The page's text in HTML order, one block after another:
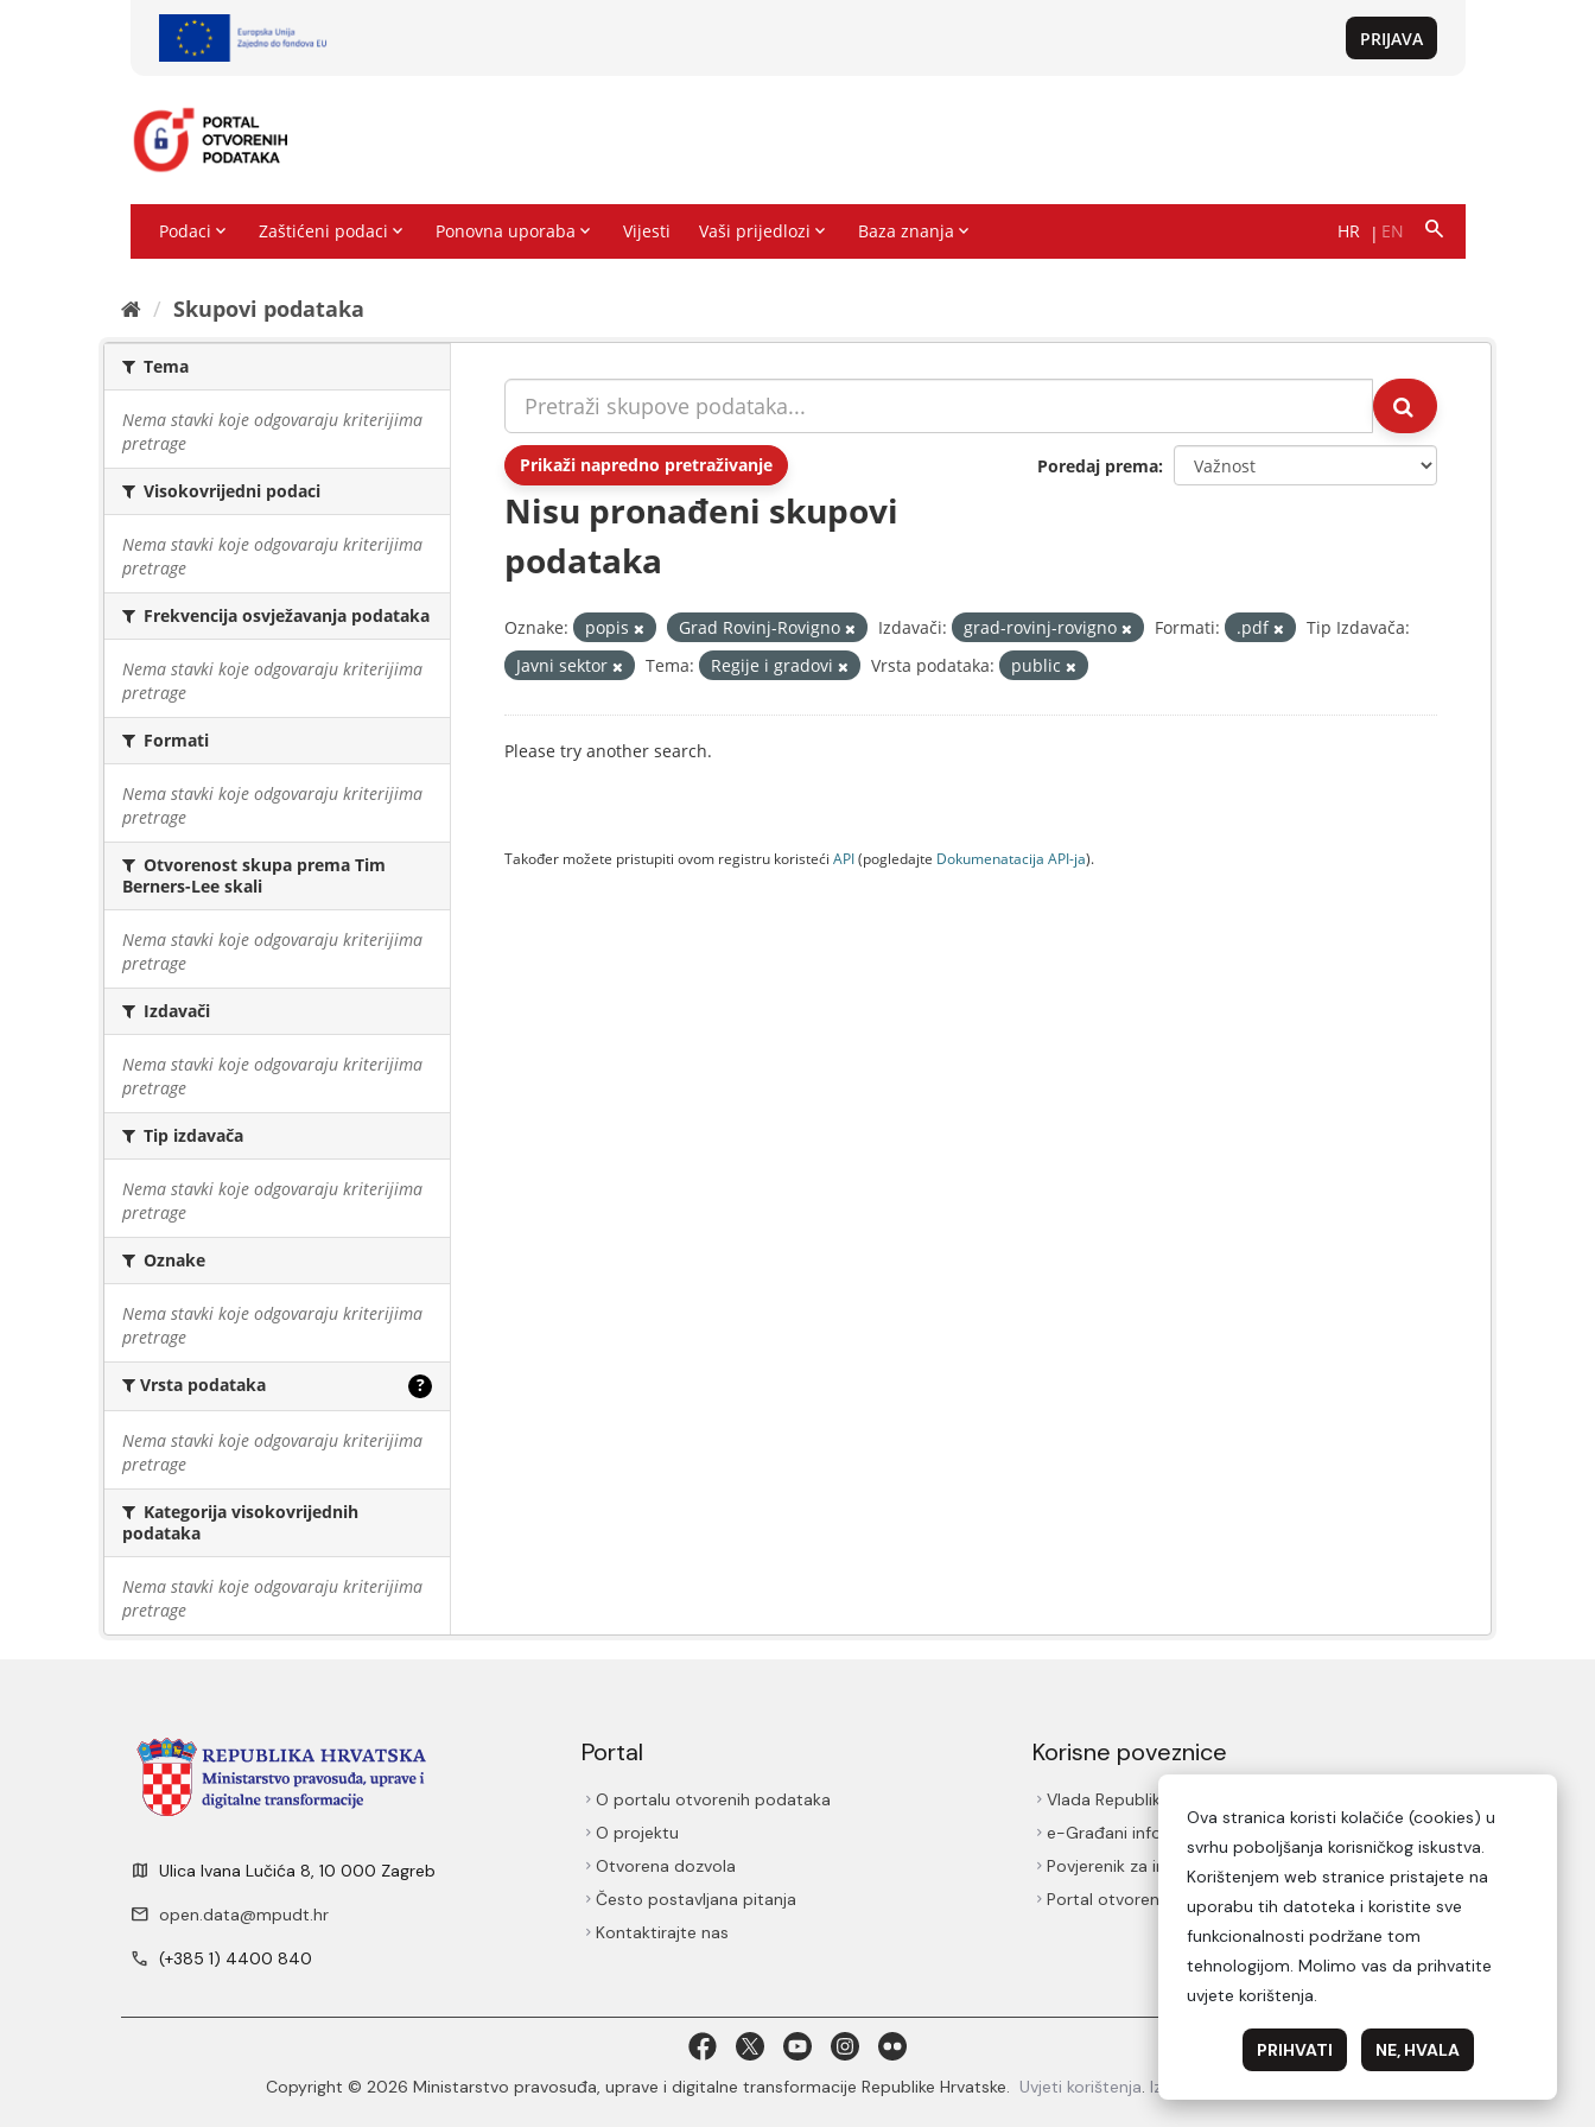
Skupovi podаtаkа
Tema
Nema stavki koje odgovaraju kriterijima
pretrage
Visokovrijedni podaci
Nema stavki koje odgovaraju kriterijima
pretrage
Frekvencija osvježavanja podataka
Nema stavki koje odgovaraju kriterijima
pretrage
Formati
Nema stavki koje odgovaraju kriterijima
pretrage
Otvorenost skupa prema Tim
Berners-Lee skali
Nema stavki koje odgovaraju kriterijima
pretrage
Izdavači
Nema stavki koje odgovaraju kriterijima
pretrage
Tip izdavača
Nema stavki koje odgovaraju kriterijima
pretrage
Oznake
Nema stavki koje odgovaraju kriterijima
pretrage
Vrsta podataka ?
Nema stavki koje odgovaraju kriterijima
pretrage
Kategorija visokovrijednih
podataka
Nema stavki koje odgovaraju kriterijima
pretrage
Prikaži napredno pretraživanje Poredaj prema
Nisu pronađeni skupovi
podataka
Oznake: popis Grad Rovinj-Rovigno Izdavači: grad-rovinj-rovigno Formati: .pdf
Tip Izdavača:
Javni sektor
Tema: Regije i gradovi Vrsta podataka: public
Please try another search.
Također možete pristupiti ovom registru koristeći API(pogledajte Dokumenаtаcijа API-jа).